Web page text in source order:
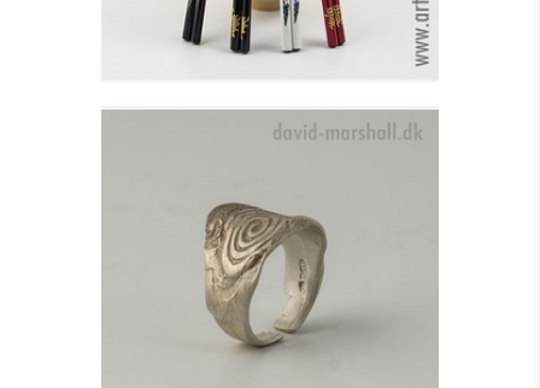
IONA FINGERRING I
SØLV
Se detajler